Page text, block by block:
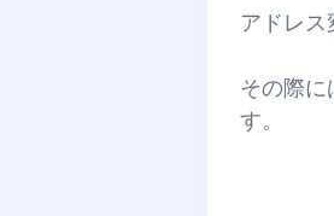
アドレ
その際
す。